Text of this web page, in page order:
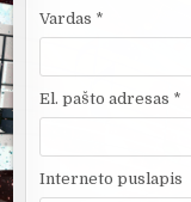
Vardas *
El. pašto adresas *
Interneto puslapis